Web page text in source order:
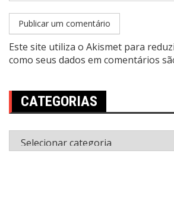
Este site utiliza o Akismet para
como seus dados em comentários
CATEGORIAS
Categorias